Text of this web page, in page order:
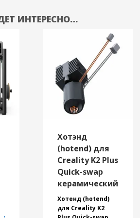
ИНТЕРЕСНО…
Хотэнд
(hotend) для
Creality K2 Plus
Quick-swap
керамический
Хотенд (hotend)
для Creality K2